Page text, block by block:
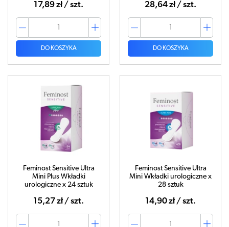
17,89 zł / szt.
DO KOSZYKA
28,64 zł / szt.
DO KOSZYKA
Feminost Sensitive Ultra
Mini Plus Wkładki
urologiczne x 24 sztuk
15,27 zł / szt.
Feminost Sensitive Ultra
Mini Wkładki urologiczne x
28 sztuk
14,90 zł / szt.